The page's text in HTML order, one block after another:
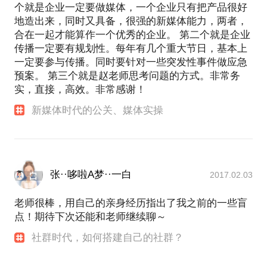
个就是企业一定要做媒体，一个企业只有把产品很好
地造出来，同时又具备，很强的新媒体能力，两者，
合在一起才能算作一个优秀的企业。 第二个就是企业
传播一定要有规划性。每年有几个重大节日，基本上
一定要参与传播。同时要针对一些突发性事件做应急
预案。 第三个就是赵老师思考问题的方式。非常务
实，直接，高效。非常感谢！
新媒体时代的公关、媒体实操
张··哆啦A梦··一白 2017.02.03
老师很棒，用自己的亲身经历指出了我之前的一些盲
点！期待下次还能和老师继续聊～
社群时代，如何搭建自己的社群？